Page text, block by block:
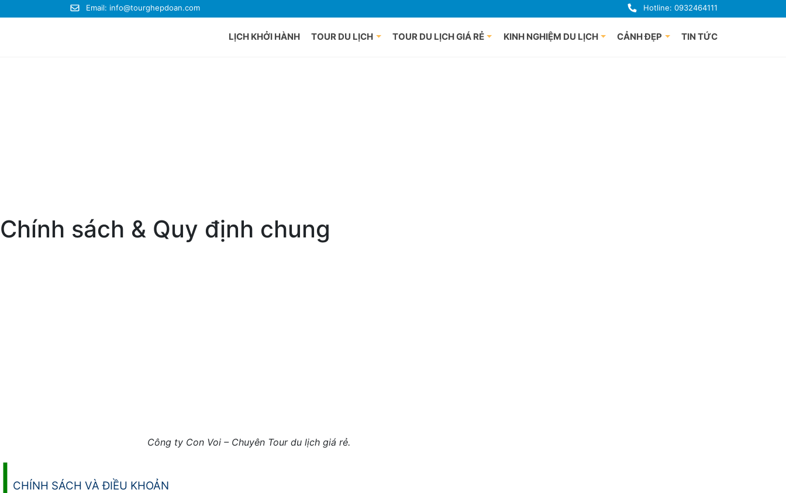
Email: info@tourghepdoan.com Hotline: 0932464111
LỊCH KHỞI HÀNH TOUR DU LỊCH TOUR DU LỊCH GIÁ RẺ KINH NGHIỆM DU LỊCH CẢNH ĐẸP TIN TỨC
Chính sách & Quy định chung
Công ty Con Voi – Chuyên Tour du lịch giá rẻ.
CHÍNH SÁCH VÀ ĐIỀU KHOẢN